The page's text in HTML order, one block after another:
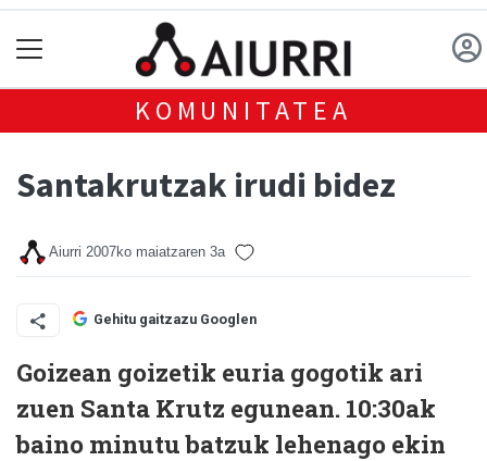
KOMUNITATEA
Santakrutzak irudi bidez
Aiurri 2007ko maiatzaren 3a
Gehitu gaitzazu Googlen
Goizean goizetik euria gogotik ari
zuen Santa Krutz egunean. 10:30ak
baino minutu batzuk lehenago ekin